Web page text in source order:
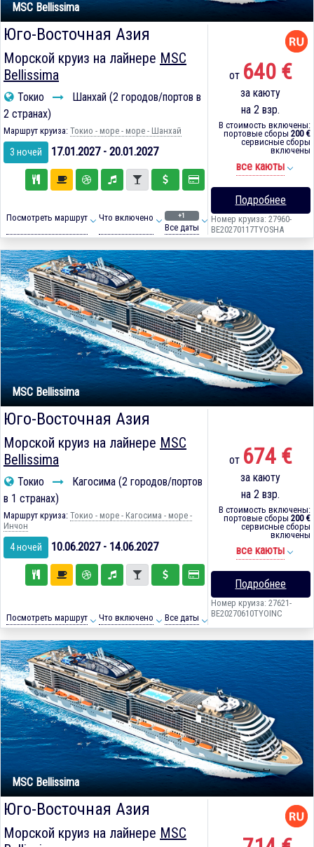
MSC Bellissima
Юго-Восточная Азия
Морской круиз на лайнере MSC
Bellissima
Токио
Шанхай (2 городов/портов в
2 странах)
Маршрут круиза: Токио - море - море - Шанхай
3 ночей 17.01.2027 - 20.01.2027
Посмотреть маршрут Что включено +1
Все даты
от 640 €
за каюту
на 2 взр.
В стоимость включены:
портовые сборы 200 €
сервисные сборы
включены
все каюты
Подробнее
Номер круиза: 27960-
BE20270117TYOSHA
MSC Bellissima
Юго-Восточная Азия
Морской круиз на лайнере MSC
Bellissima
Токио
Кагосима (2 городов/портов
в 1 странах)
Маршрут круиза: Токио - море - Кагосима - море -
Инчон
4 ночей 10.06.2027 - 14.06.2027
Посмотреть маршрут Что включено Все даты
от 674 €
за каюту
на 2 взр.
В стоимость включены:
портовые сборы 200 €
сервисные сборы
включены
все каюты
Подробнее
Номер круиза: 27621-
BE20270610TYOINC
MSC Bellissima
Юго-Восточная Азия
Морской круиз на лайнере MSC